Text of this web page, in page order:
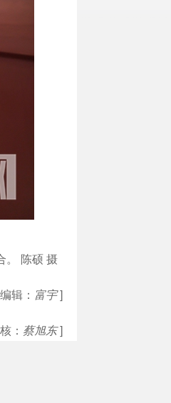
。 陈硕 摄
辑： 富宇]
： 蔡旭东]